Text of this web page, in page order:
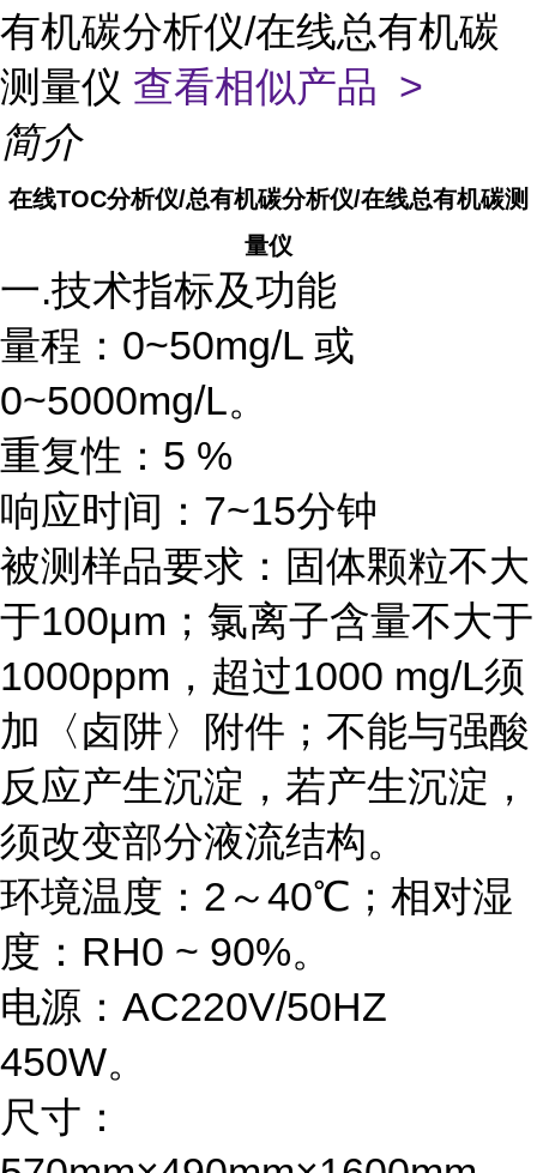
有机碳分析仪/在线总有机碳
测量仪 查看相似产品 >
简介
在线TOC分析仪/总有机碳分析仪/在线总有机碳测
量仪
一.技术指标及功能
量程：0~50mg/L 或
0~5000mg/L。
重复性：5 %
响应时间：7~15分钟
被测样品要求：固体颗粒不大
于100μm；氯离子含量不大于
1000ppm，超过1000 mg/L须
加〈卤阱〉附件；不能与强酸
反应产生沉淀，若产生沉淀，
须改变部分液流结构。
环境温度：2～40℃；相对湿
度：RH0 ~ 90%。
电源：AC220V/50HZ
450W。
尺寸：